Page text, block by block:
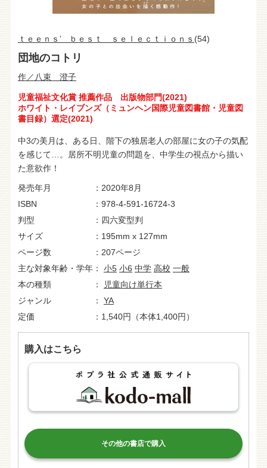
ｔｅｅｎｓ’ ｂｅｓｔ ｓｅｌｅｃｔｉｏｎｓ (54)
団地のコトリ
作／八束 澄子
児童福祉文化賞 推薦作品 出版物部門(2021)
ホワイト・レイブンズ（ミュンヘン国際児童図書館・児童図
書目録）選定(2021)
中3の美月は、ある日、階下の独居老人の部屋に女の子の気配
を感じて…。居所不明児童の問題を、中学生の視点から描い
た意欲作！
発売年月
2020年8月
ISBN
978-4-591-16724-3
判型
四六変型判
サイズ
195mm x 127mm
ページ数
207ページ
主な対象年齢・学年
小5 小6 中学 高校 一般
本の種類
児童向け単行本
ジャンル
YA
定価
1,540円（本体1,400円）
購入はこちら
その他の書店で購入